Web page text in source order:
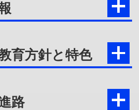
育方針と特色
路